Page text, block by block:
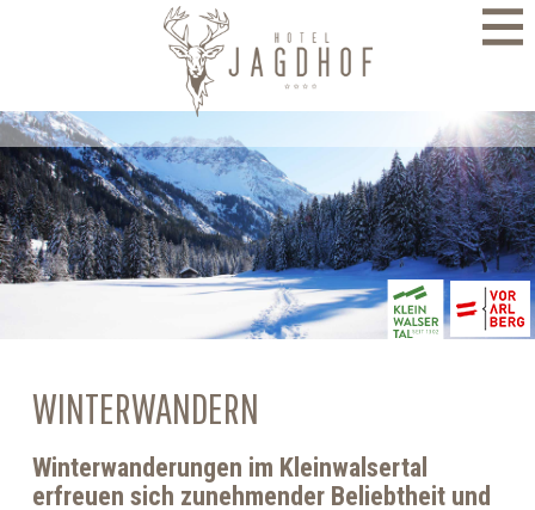
WINTERWANDERN
Winterwanderungen im Kleinwalsertal
erfreuen sich zunehmender Beliebtheit und